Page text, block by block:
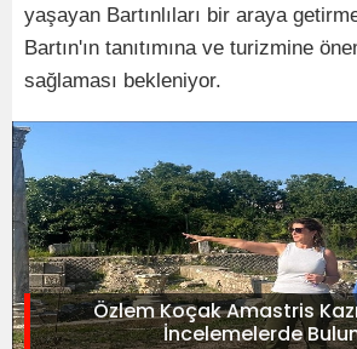
yaşayan Bartınlıları bir araya
Bartın'ın tanıtımına ve turizmine
sağlaması bekleniyor.
Özlem Koçak Amastris
İncelemelerde